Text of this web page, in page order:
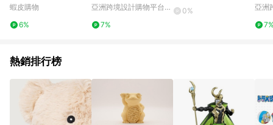
衣係列毛絨公仔玩偶娃
蝦皮購物
6%
亞洲跨境設計購物平台
7%
0%
漫質
亞洲
熱銷排行榜